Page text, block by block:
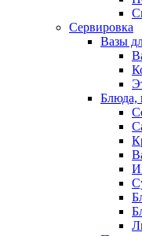
Сервировка
Вазы
Блюда,